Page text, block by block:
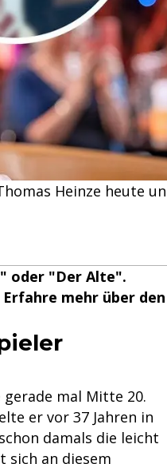
Heinze heute
oder "Der Alte".
mehr über den
gerade mal Mitte 20.
er vor 37 Jahren in
damals die leicht
sich an diesem